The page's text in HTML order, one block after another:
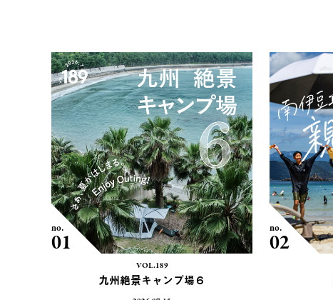
no.
01
VOL.189
九州絶景キャンプ場６
no.
02